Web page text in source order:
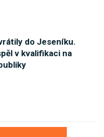
do Jeseníku.
v kvalifikaci na